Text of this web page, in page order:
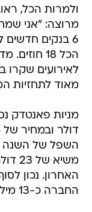
ולמרות הכל,
מרוצה: "אני
6 בנקים
הכל 18
לאירועים
מאוד לתחזיות
האחרון. נכון
החברה כ-13 מיליון דולר.